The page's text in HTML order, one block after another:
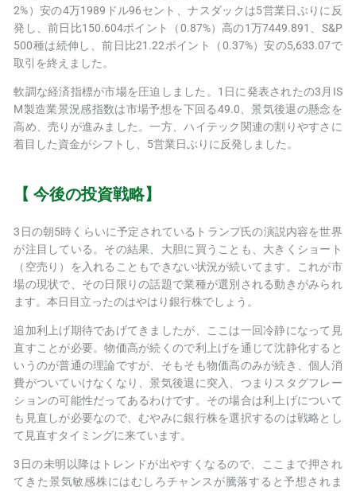
2%）安の4万1989ドル96セント、ナスダックは5営業日ぶりに反
発し、前日比150.604ポイント（0.87%）高の1万7449.891、S&P
500種は続伸し、前日比21.22ポイント（0.37%）安の5,633.07で
取引を終えました。
軟調な経済指標が市場を圧迫しました。1日に発表されたの3月IS
M製造業景況感指数は市場予想を下回る49.0、景気後退の懸念を
高め、売りが進みました。一方、ハイテック関連の割りやすさに
着目した資金がシフトし、5営業日ぶりに反発しました。
【 今後の投資戦略】
3日の朝5時くらいに予定されているトランプ氏の演説内容を世界
が注目している。その結果、大胆に買うことも、大きくショート
（空売り）を入れることもできない状況が続いてます。これが市
場の現状で、その日限りの話題で業種が選別される動きがみられ
ます。本日目立ったのはやはり銀行株でしょう。
追加利上げ期待であげてきましたが、ここは一回冷静になって見
直すことが必要。物価高が続くので利上げを通じて沈静化すると
いうのが普通の理論ですが、そもそも物価高のみが続き、個人消
費がついていけなくなり、景気後退に突入、つまりスタグフレー
ションの可能性だってあるわけです。その場合は利上げについて
も見直しが必要なので、むやみに銀行株を選択するのは戦略とし
て見直すタイミングに来ています。
3日の未明以降はトレンドが出やすくなるので、ここまで押され
てきた景気敏感株にはむしろチャンスが騰落すると予想されま